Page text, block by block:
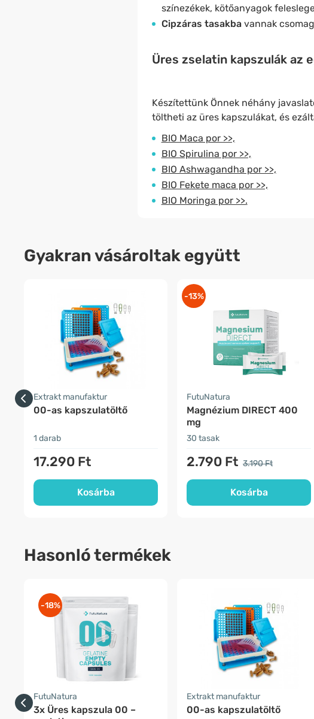
színezékek, kötőanyagok
Cipzáras tasakba vannak
Üres zselatin kapszulák az
Készítettünk Önnek néhány
töltheti az üres kapszulákat, és
BIO Maca por >>,
BIO Spirulina por >>,
BIO Ashwagandha por >>,
BIO Fekete maca por >>,
BIO Moringa por >>.
Gyakran vásároltak együtt
Extrakt manufaktur
00-as kapszulatöltő
1 darab
17.290 Ft
Kosárba
-13%
FutuNatura
Magnézium DIRECT 400
mg
30 tasak
2.790 Ft 3.190 Ft
Kosárba
Hasonló termékek
-18%
FutuNatura
3x Üres kapszula 00 –
Extrakt manufaktur
00-as kapszulatöltő